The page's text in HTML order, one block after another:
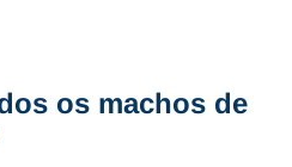
os machos de